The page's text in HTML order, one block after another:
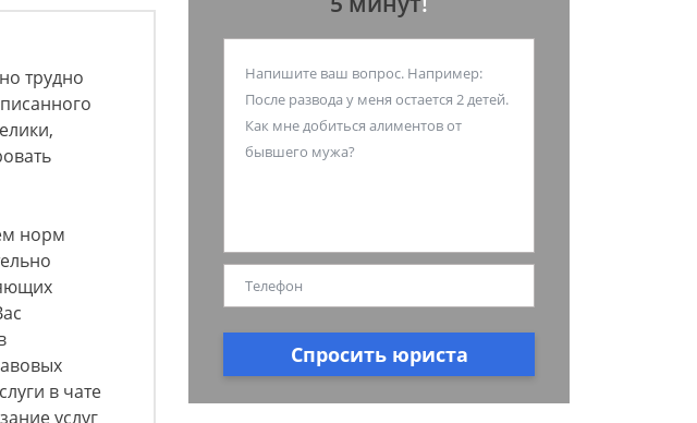
трудно
норм
в чате
услуг
Спросить юриста